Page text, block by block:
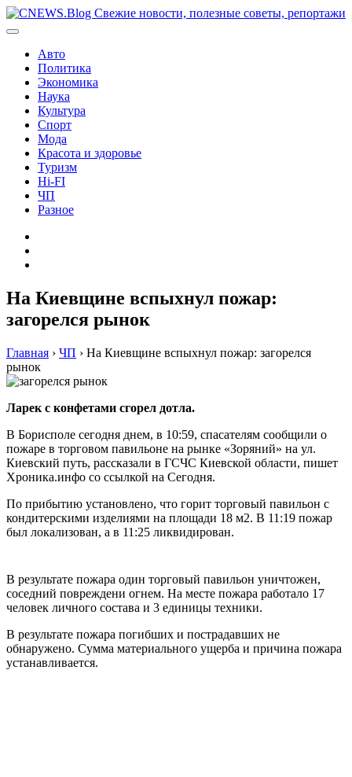
Перейти
к
Авто
Политика
Экономика
Наука
Культура
Спорт
Мода
Красота и здоровье
Туризм
Hi-FI
ЧП
Разное
На Киевщине вспыхнул пожар:
загорелся рынок
Главная › ЧП › На Киевщине вспыхнул пожар: загорелся
рынок
Ларек с конфетами сгорел дотла.
В Борисполе сегодня днем, в 10:59, спасателям сообщили о
пожаре в торговом павильоне на рынке «Зоряний» на ул.
Киевский путь, рассказали в ГСЧС Киевской области, пишет
Хроника.инфо со ссылкой на Сегодня.
По прибытию установлено, что горит торговый павильон с
кондитерскими изделиями на площади 18 м2. В 11:19 пожар
был локализован, а в 11:25 ликвидирован.
В результате пожара один торговый павильон уничтожен,
соседний повреждени огнем. На месте пожара работало 17
человек личного состава и 3 единицы техники.
В результате пожара погибших и пострадавших не
обнаружено. Сумма материального ущерба и причина пожара
устанавливается.